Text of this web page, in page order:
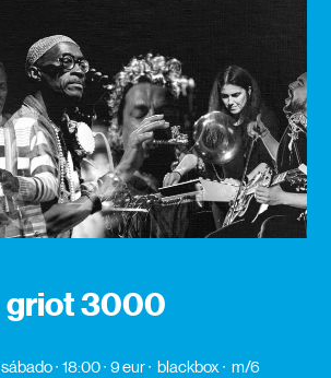
griot 3000
sábado 18:00 9 eur blackbox m/6